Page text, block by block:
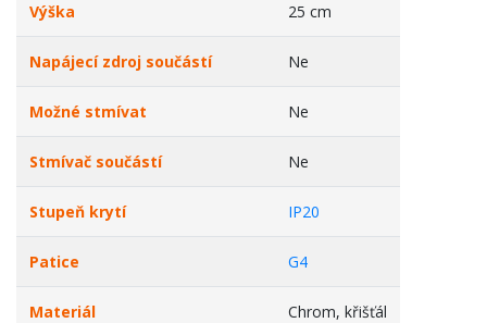
Výška 25 cm
Napájecí zdroj součástí Ne
Možné stmívat Ne
Stmívač součástí Ne
Stupeň krytí IP20
Patice G4
Materiál Chrom, křišťál